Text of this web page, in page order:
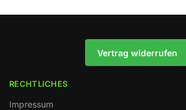
Vertrag widerrufen
RECHTLICHES
Impressum